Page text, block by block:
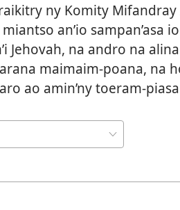
ny Komity Mifandray
an’io sampan’asa
Jehovah, na andro na
maimaim-poana, na
ao amin’ny toeram-